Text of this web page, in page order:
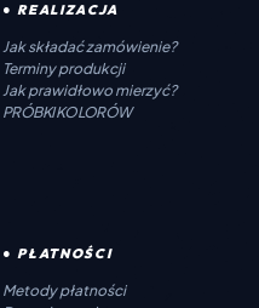
● REALIZACJA
Jak składać zamówienie?
Terminy produkcji
Jak prawidłowo mierzyć?
PRÓBKI KOLORÓW
● PŁATNOŚCI
Metody płatności